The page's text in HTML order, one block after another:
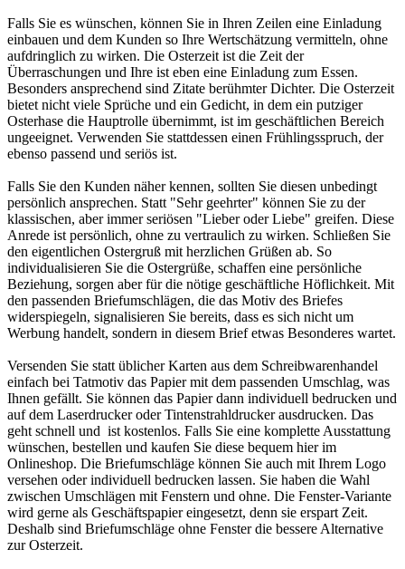
Falls Sie es wünschen, können Sie in Ihren Zeilen eine Einladung
einbauen und dem Kunden so Ihre Wertschätzung vermitteln, ohne
aufdringlich zu wirken. Die Osterzeit ist die Zeit der
Überraschungen und Ihre ist eben eine Einladung zum Essen.
Besonders ansprechend sind Zitate berühmter Dichter. Die Osterzeit
bietet nicht viele Sprüche und ein Gedicht, in dem ein putziger
Osterhase die Hauptrolle übernimmt, ist im geschäftlichen Bereich
ungeeignet. Verwenden Sie stattdessen einen Frühlingsspruch, der
ebenso passend und seriös ist.
Falls Sie den Kunden näher kennen, sollten Sie diesen unbedingt
persönlich ansprechen. Statt "Sehr geehrter" können Sie zu der
klassischen, aber immer seriösen "Lieber oder Liebe" greifen. Diese
Anrede ist persönlich, ohne zu vertraulich zu wirken. Schließen Sie
den eigentlichen Ostergruß mit herzlichen Grüßen ab. So
individualisieren Sie die Ostergrüße, schaffen eine persönliche
Beziehung, sorgen aber für die nötige geschäftliche Höflichkeit. Mit
den passenden Briefumschlägen, die das Motiv des Briefes
widerspiegeln, signalisieren Sie bereits, dass es sich nicht um
Werbung handelt, sondern in diesem Brief etwas Besonderes wartet.
Versenden Sie statt üblicher Karten aus dem Schreibwarenhandel
einfach bei Tatmotiv das Papier mit dem passenden Umschlag, was
Ihnen gefällt. Sie können das Papier dann individuell bedrucken und
auf dem Laserdrucker oder Tintenstrahldrucker ausdrucken. Das
geht schnell und ist kostenlos. Falls Sie eine komplette Ausstattung
wünschen, bestellen und kaufen Sie diese bequem hier im
Onlineshop. Die Briefumschläge können Sie auch mit Ihrem Logo
versehen oder individuell bedrucken lassen. Sie haben die Wahl
zwischen Umschlägen mit Fenstern und ohne. Die Fenster-Variante
wird gerne als Geschäftspapier eingesetzt, denn sie erspart Zeit.
Deshalb sind Briefumschläge ohne Fenster die bessere Alternative
zur Osterzeit.